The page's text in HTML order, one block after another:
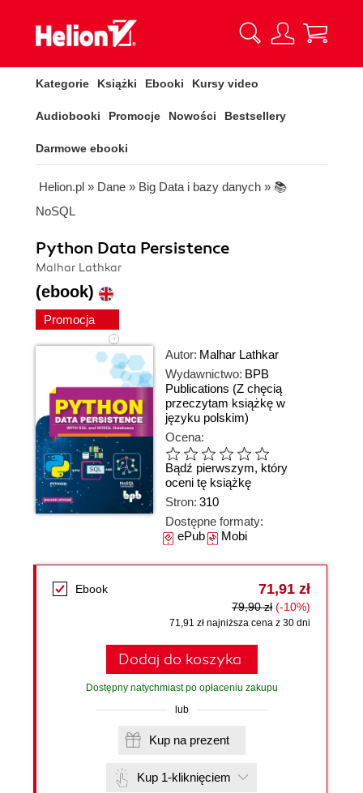
Kategorie Książki Ebooki Kursy video
Audiobooki Promocje Nowości Bestsellery
Darmowe ebooki
Helion.pl » Dane » Big Data i bazy danych » 📚
NoSQL
Python Data Persistence
Malhar Lathkar
(ebook)
Promocja
Autor: Malhar Lathkar
Wydawnictwo: BPB
Publications (Z chęcią
przeczytam książkę w
języku polskim)
Ocena:
Bądź pierwszym, który
oceni tę książkę
Stron: 310
Dostępne formaty:
ePubMobi
Ebook 71,91 zł
79,90 zł (-10%)
71,91 zł najniższa cena z 30 dni
Dodaj do koszyka
Dostępny natychmiast po opłaceniu zakupu
lub
Kup na prezent
Kup 1-kliknięciem